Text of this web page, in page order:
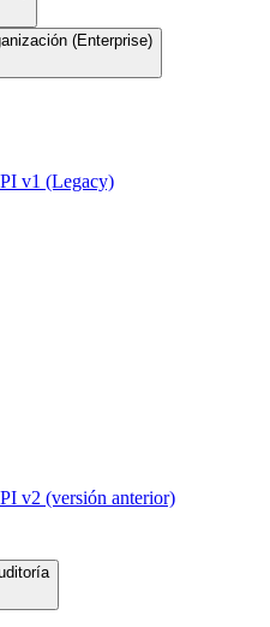
(Enterprise)
v1 (Legacy)
v2 (versión anterior)